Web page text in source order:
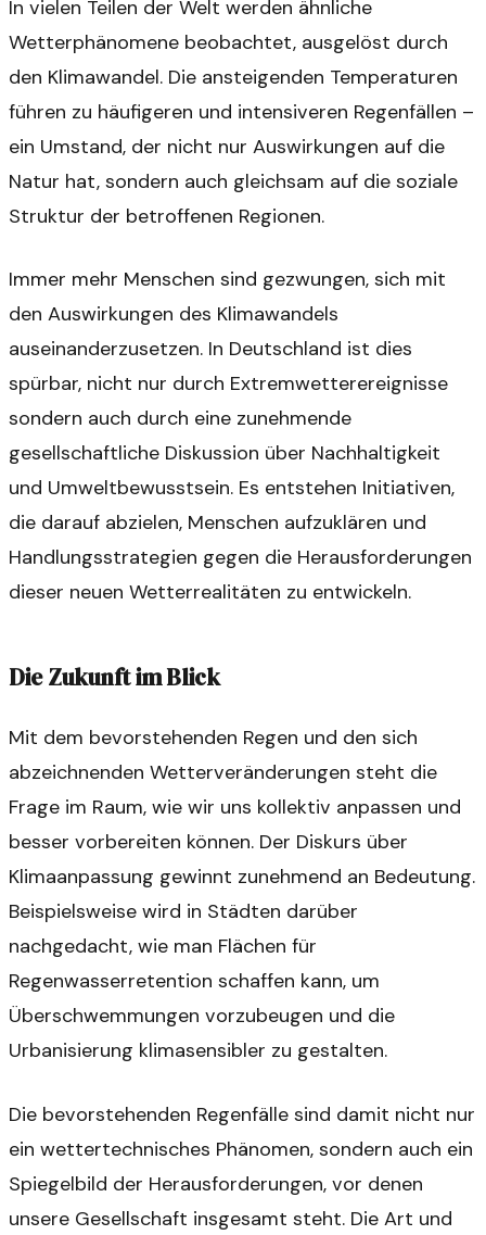
In vielen Teilen der Welt werden ähnliche
Wetterphänomene beobachtet, ausgelöst durch
den Klimawandel. Die ansteigenden Temperaturen
führen zu häufigeren und intensiveren Regenfällen –
ein Umstand, der nicht nur Auswirkungen auf die
Natur hat, sondern auch gleichsam auf die soziale
Struktur der betroffenen Regionen.
Immer mehr Menschen sind gezwungen, sich mit
den Auswirkungen des Klimawandels
auseinanderzusetzen. In Deutschland ist dies
spürbar, nicht nur durch Extremwetterereignisse
sondern auch durch eine zunehmende
gesellschaftliche Diskussion über Nachhaltigkeit
und Umweltbewusstsein. Es entstehen Initiativen,
die darauf abzielen, Menschen aufzuklären und
Handlungsstrategien gegen die Herausforderungen
dieser neuen Wetterrealitäten zu entwickeln.
Die Zukunft im Blick
Mit dem bevorstehenden Regen und den sich
abzeichnenden Wetterveränderungen steht die
Frage im Raum, wie wir uns kollektiv anpassen und
besser vorbereiten können. Der Diskurs über
Klimaanpassung gewinnt zunehmend an Bedeutung.
Beispielsweise wird in Städten darüber
nachgedacht, wie man Flächen für
Regenwasserretention schaffen kann, um
Überschwemmungen vorzubeugen und die
Urbanisierung klimasensibler zu gestalten.
Die bevorstehenden Regenfälle sind damit nicht nur
ein wettertechnisches Phänomen, sondern auch ein
Spiegelbild der Herausforderungen, vor denen
unsere Gesellschaft insgesamt steht. Die Art und